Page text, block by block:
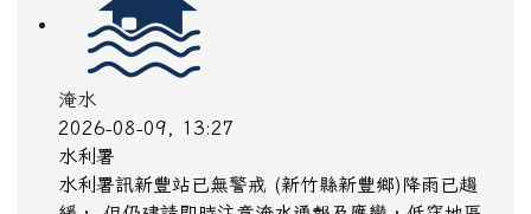
第13號颱風及其外圍環流影響，易有短延時強降
雨，今(9)日臺北市山區、新竹縣山區、苗栗縣山區
有局部豪雨或大豪雨，北海岸、新北市、桃園市、新
竹縣地區及臺中市山區有局部大雨或豪雨，
臺...more...